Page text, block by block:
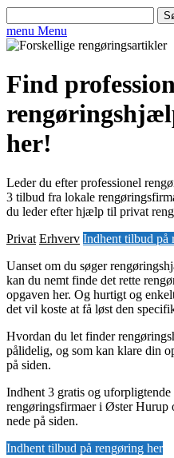
efter:
menu Menu
Find
her!
Leder du efter professionel
3 tilbud fra lokale
du leder efter hjælp til privat
Privat Erhverv Indhent tilbud på
Uanset om du søger
kan du nemt finde det rette
opgaven her. Og hurtigt og
det vil koste at få løst den
Hvordan du let finder
pålidelig, og som kan klare din
på siden.
Indhent 3 gratis og
rengøringsfirmaer i Øster
nede på siden.
Indhent tilbud på rengøring her